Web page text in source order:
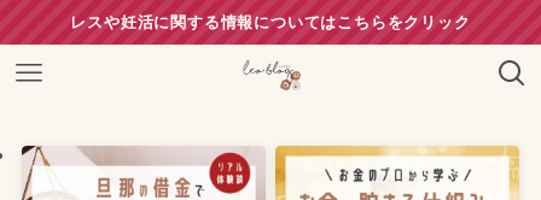
レスや妊活に関する情報についてはこちらをクリック